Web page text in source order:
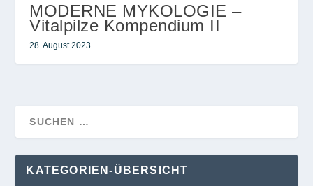
MODERNE MYKOLOGIE –
Vitalpilze Kompendium II
28. August 2023
KATEGORIEN-ÜBERSICHT